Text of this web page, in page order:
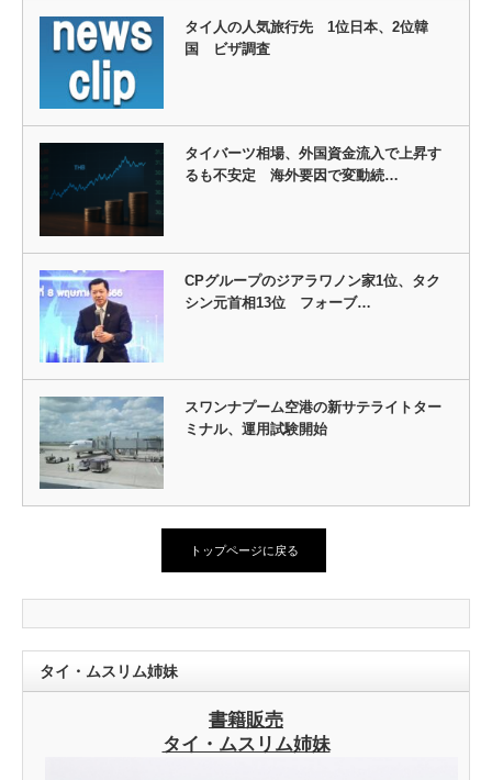
タイ人の人気旅行先 1位日本、2位韓
国 ビザ調査
タイバーツ相場、外国資金流入で上昇す
るも不安定 海外要因で変動続…
CPグループのジアラワノン家1位、タク
シン元首相13位 フォーブ…
スワンナプーム空港の新サテライトター
ミナル、運用試験開始
トップページに戻る
タイ・ムスリム姉妹
書籍販売
タイ・ムスリム姉妹